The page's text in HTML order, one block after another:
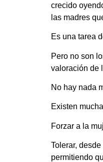
crecido
las madres
Es una tarea
Pero no son
valoración de
No hay nada
Existen
Forzar a la
Tolerar,
permitiendo